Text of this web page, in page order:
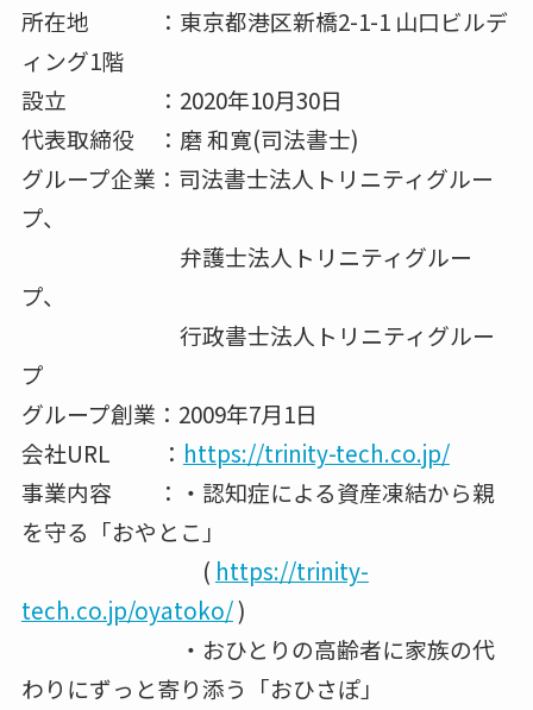
所在地 ：東京都港区新橋2-1-1 山口ビルデ
ィング1階
設立 ：2020年10月30日
代表取締役 ：磨 和寛(司法書士)
グループ企業：司法書士法人トリニティグルー
プ、
弁護士法人トリニティグルー
プ、
行政書士法人トリニティグルー
プ
グループ創業：2009年7月1日
会社URL ： https://trinity-tech.co.jp/
事業内容 ：・認知症による資産凍結から親
を守る「おやとこ」
( https://trinity-
tech.co.jp/oyatoko/)
・おひとりの高齢者に家族の代
わりにずっと寄り添う「おひさぽ」